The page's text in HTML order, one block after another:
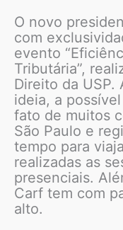
O novo
com
evento
Tributária”,
Direito da USP.
ideia, a
fato de muitos
São Paulo e
tempo para
realizadas as
presenciais.
Carf tem com
alto.